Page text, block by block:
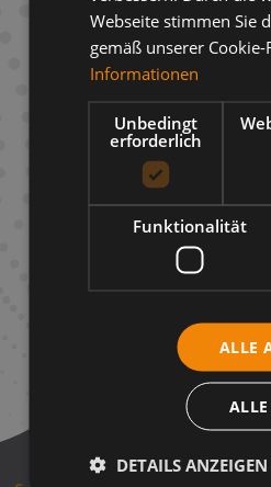
Beschreibung
Infos zum Hersteller
Webseite stimmen Sie
gemäß unserer Cookie-
Informationen
Unbedingt
erforderlich
Funktionalität
ALLE
DETAILS ANZEIGEN